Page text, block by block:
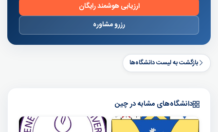
ارزیابی هوشمند رایگان
رزرو مشاوره
بازگشت به لیست دانشگاه‌ها
دانشگاه‌های مشابه در چین